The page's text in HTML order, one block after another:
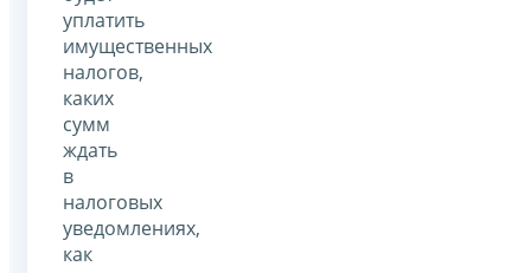
уплатить
имущественных
налогов,
каких
сумм
ждать
в
налоговых
уведомлениях,
как